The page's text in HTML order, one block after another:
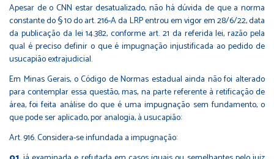
Apesar de o CNN estar desatualizado, não há dúvida de que a norma
constante do § 10 do art. 216-A da LRP entrou em vigor em 28/6/22, data
da publicação da lei 14.382, conforme art. 21 da referida lei, razão pela
qual é preciso definir o que é impugnação injustificada ao pedido de
usucapião extrajudicial.
Em Minas Gerais, o Código de Normas estadual ainda não foi alterado
para contemplar essa questão, mas, na parte referente à retificação de
área, foi feita análise do que é uma impugnação sem fundamento, o
que pode ser aplicado, por analogia, à usucapião:
Art. 916. Considera-se infundada a impugnação: